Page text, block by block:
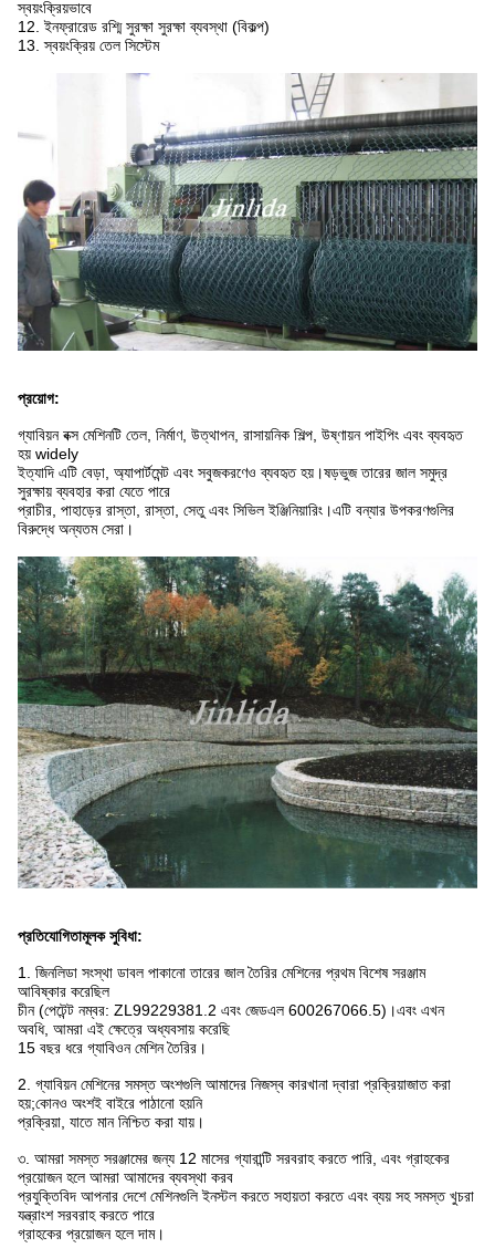
স্বয়ংক্রিয়ভাবে
12. ইনফ্রারেড রশ্মি সুরক্ষা সুরক্ষা ব্যবস্থা (বিকল্প)
13. স্বয়ংক্রিয় তেল সিস্টেম
প্রয়োগ:
গ্যাবিয়ন বক্স মেশিনটি তেল, নির্মাণ, উত্থাপন, রাসায়নিক শিল্প, উষ্ণায়ন পাইপিং এবং ব্যবহৃত
হয় widely
ইত্যাদি এটি বেড়া, অ্যাপার্টমেন্ট এবং সবুজকরণেও ব্যবহৃত হয়।ষড়ভুজ তারের জাল সমুদ্র
সুরক্ষায় ব্যবহার করা যেতে পারে
প্রাচীর, পাহাড়ের রাস্তা, রাস্তা, সেতু এবং সিভিল ইঞ্জিনিয়ারিং।এটি বন্যার উপকরণগুলির
বিরুদ্ধে অন্যতম সেরা।
প্রতিযোগিতামূলক সুবিধা:
1. জিনলিডা সংস্থা ডাবল পাকানো তারের জাল তৈরির মেশিনের প্রথম বিশেষ সরঞ্জাম
আবিষ্কার করেছিল
চীন (পেটেন্ট নম্বর: ZL99229381.2 এবং জেডএল 600267066.5)।এবং এখন
অবধি, আমরা এই ক্ষেত্রে অধ্যবসায় করেছি
15 বছর ধরে গ্যাবিওন মেশিন তৈরির।
2. গ্যাবিয়ন মেশিনের সমস্ত অংশগুলি আমাদের নিজস্ব কারখানা দ্বারা প্রক্রিয়াজাত করা
হয়;কোনও অংশই বাইরে পাঠানো হয়নি
প্রক্রিয়া, যাতে মান নিশ্চিত করা যায়।
৩. আমরা সমস্ত সরঞ্জামের জন্য 12 মাসের গ্যারান্টি সরবরাহ করতে পারি, এবং গ্রাহকের
প্রয়োজন হলে আমরা আমাদের ব্যবস্থা করব
প্রযুক্তিবিদ আপনার দেশে মেশিনগুলি ইনস্টল করতে সহায়তা করতে এবং ব্যয় সহ সমস্ত খুচরা
যন্ত্রাংশ সরবরাহ করতে পারে
গ্রাহকের প্রয়োজন হলে দাম।